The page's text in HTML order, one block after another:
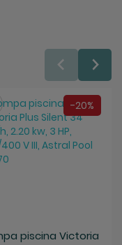
-20%
piscina Victoria
Salveaza